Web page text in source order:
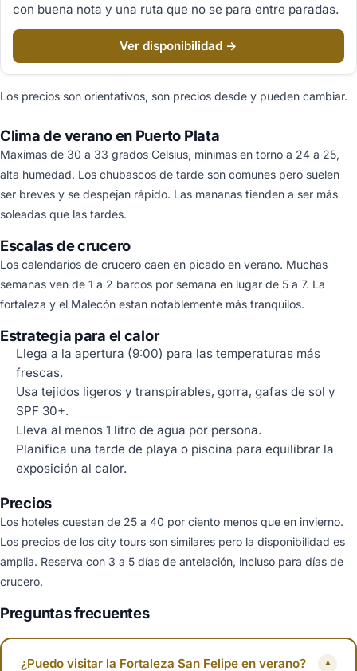
con buena nota y una ruta que no se para entre paradas.
Ver disponibilidad →
Los precios son orientativos, son precios desde y pueden cambiar.
Clima de verano en Puerto Plata
Maximas de 30 a 33 grados Celsius, minimas en torno a 24 a 25,
alta humedad. Los chubascos de tarde son comunes pero suelen
ser breves y se despejan rápido. Las mananas tienden a ser más
soleadas que las tardes.
Escalas de crucero
Los calendarios de crucero caen en picado en verano. Muchas
semanas ven de 1 a 2 barcos por semana en lugar de 5 a 7. La
fortaleza y el Malecón estan notablemente más tranquilos.
Estrategia para el calor
Llega a la apertura (9:00) para las temperaturas más
frescas.
Usa tejidos ligeros y transpirables, gorra, gafas de sol y
SPF 30+.
Lleva al menos 1 litro de agua por persona.
Planifica una tarde de playa o piscina para equilibrar la
exposición al calor.
Precios
Los hoteles cuestan de 25 a 40 por ciento menos que en invierno.
Los precios de los city tours son similares pero la disponibilidad es
amplia. Reserva con 3 a 5 días de antelación, incluso para días de
crucero.
Preguntas frecuentes
¿Puedo visitar la Fortaleza San Felipe en verano? ▾